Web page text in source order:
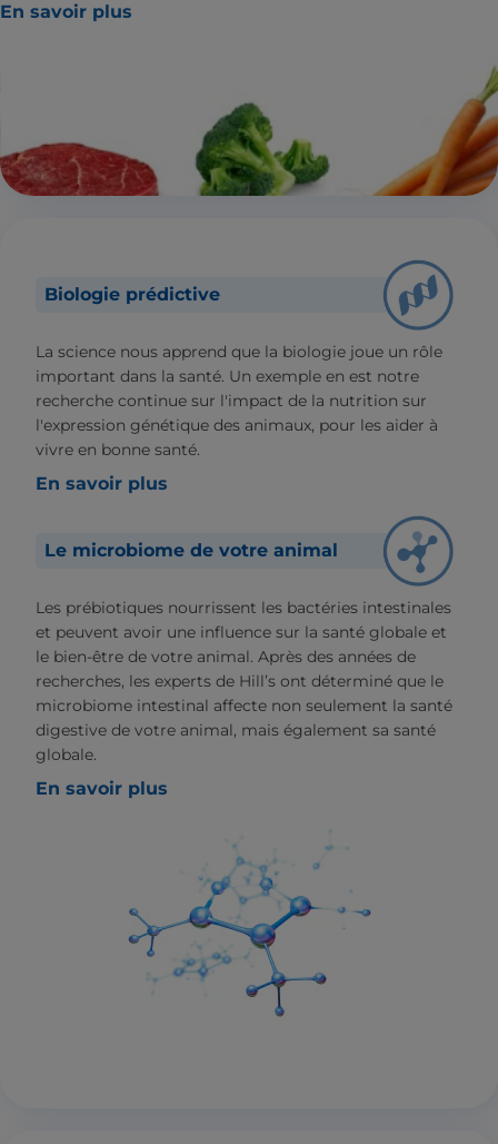
En savoir plus
Biologie prédictive
La science nous apprend que la biologie joue un rôle
important dans la santé. Un exemple en est notre
recherche continue sur l'impact de la nutrition sur
l'expression génétique des animaux, pour les aider à
vivre en bonne santé.
En savoir plus
Le microbiome de votre animal
Les prébiotiques nourrissent les bactéries intestinales
et peuvent avoir une influence sur la santé globale et
le bien-être de votre animal. Après des années de
recherches, les experts de Hill’s ont déterminé que le
microbiome intestinal affecte non seulement la santé
digestive de votre animal, mais également sa santé
globale.
En savoir plus